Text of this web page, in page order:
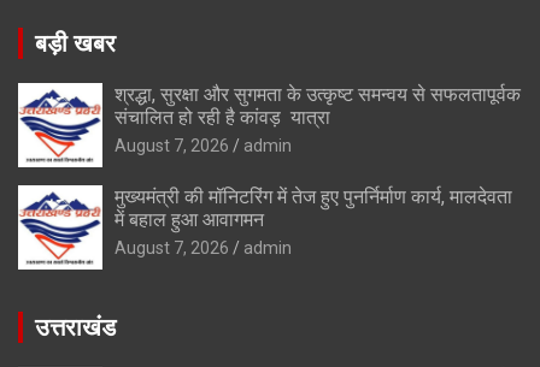
बड़ी खबर
श्रद्धा, सुरक्षा और सुगमता के उत्कृष्ट समन्वय से सफलतापूर्वक
संचालित हो रही है कांवड़ यात्रा
August 7, 2026 admin
मुख्यमंत्री की मॉनिटरिंग में तेज हुए पुनर्निर्माण कार्य, मालदेवता
में बहाल हुआ आवागमन
August 7, 2026 admin
उत्तराखंड